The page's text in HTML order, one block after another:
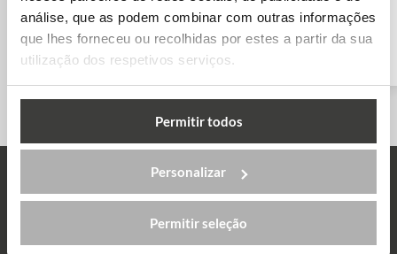
análise, que as podem combinar com outras informações
que lhes forneceu ou recolhidas por estes a partir da sua
utilização dos respetivos serviços.
Permitir todos
Personalizar
Permitir seleção
Granada
Testemunhos